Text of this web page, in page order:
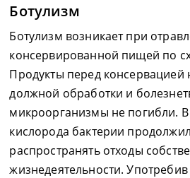
Ботулизм
Ботулизм возникает при
консервированной пищей по
Продукты перед консервацией
должной обработки и
микроорганизмы не погибли. В
кислорода бактерии
распространять отходы
жизнедеятельности.